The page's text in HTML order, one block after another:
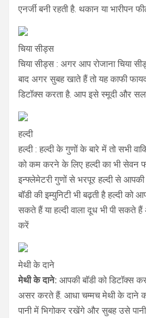
एनर्जी बनी रहती है. थकान या भारीपन
चिया सीड्स
चिया सीड्स : अगर आप रोजाना चिया
बाद अगर सुबह खाते हैं तो यह काफी
डिटॉक्स करता है. आप इसे स्मूदी और
हल्दी
हल्दी : हल्दी के गुणों के बारे में तो सभी
को कम करने के लिए हल्दी का भी सेवन
इन्फ्लेमेटरी गुणों से भरपूर हल्दी से आपकी
बॉडी की इम्युनिटी भी बढ़ती है हल्दी को
सकते हैं या हल्दी वाला दूध भी पी सकते
करें
मेथी के दाने
मेथी के दाने: आपकी बॉडी को डिटॉक्स
असर करते हैं. आधा चम्मच मेथी के दाने
पानी में भिगोकर रखेंगे और सुबह उसे